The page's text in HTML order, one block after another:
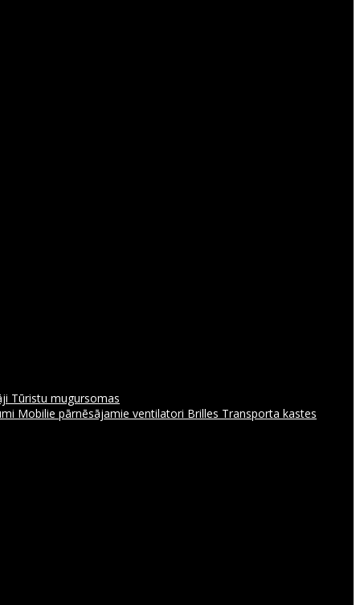
Tūristu mugursomas
Mobilie pārnēsājamie ventilatori Brilles Transporta kastes